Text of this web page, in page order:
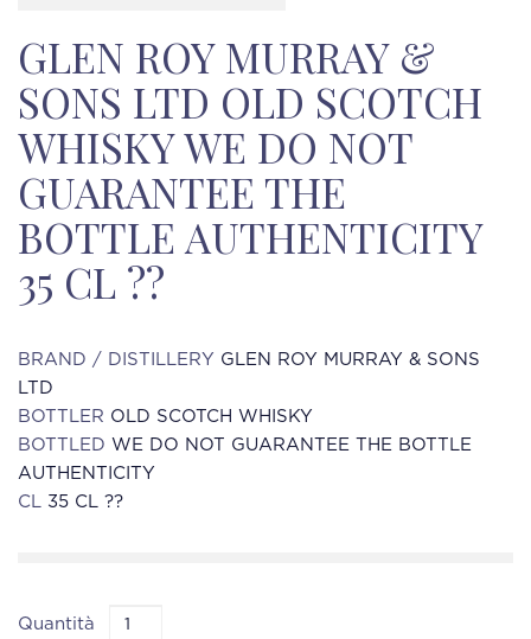
GLEN ROY MURRAY &
SONS LTD OLD SCOTCH
WHISKY WE DO NOT
GUARANTEE THE
BOTTLE AUTHENTICITY
35 CL ??
BRAND / DISTILLERY GLEN ROY MURRAY & SONS
LTD
BOTTLER OLD SCOTCH WHISKY
BOTTLED WE DO NOT GUARANTEE THE BOTTLE
AUTHENTICITY
CL 35 CL ??
Quantità